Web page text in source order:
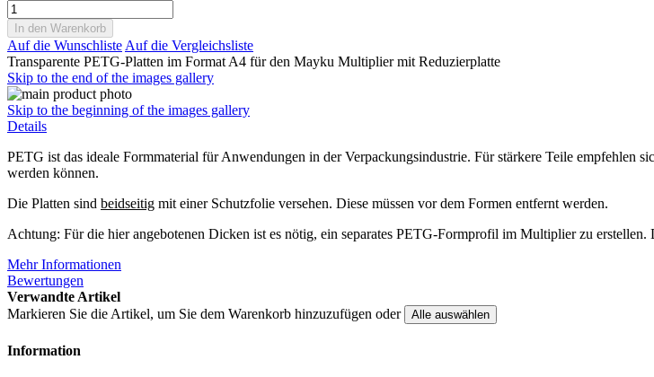
In den Warenkorb
Auf die Wunschliste Auf die Vergleichsliste
Transparente PETG-Platten im Format A4 für den Mayku Multiplier mit Reduzierplatte
Skip to the end of the images gallery
Skip to the beginning of the images gallery
Details
PETG ist das ideale Formmaterial für Anwendungen in der Verpackungsindustrie. Für stärkere Teile
werden können.
Die Platten sind beidseitig mit einer Schutzfolie versehen. Diese müssen vor dem Formen entfernt werden.
Achtung: Für die hier angebotenen Dicken ist es nötig, ein separates PETG-Formprofil im Multiplier zu
Mehr Informationen
Bewertungen
Verwandte Artikel
Markieren Sie die Artikel, um Sie dem Warenkorb hinzuzufügen oder
Alle auswählen
Information